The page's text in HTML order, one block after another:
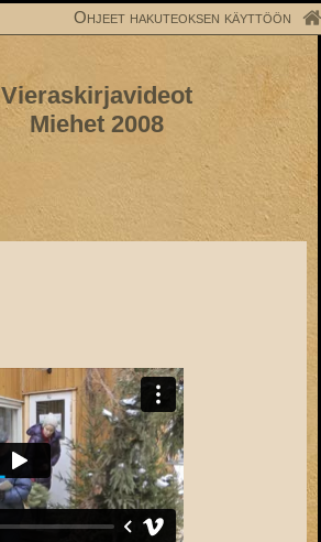
Ohjeet hakuteoksen käyttöön
Vieraskirjavideot
Miehet 2008